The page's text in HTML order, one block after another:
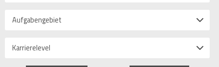
Aufgabengebiet
Karrierelevel